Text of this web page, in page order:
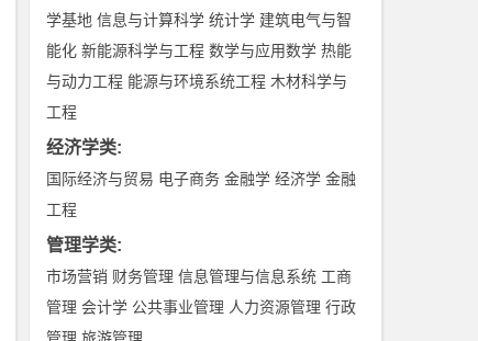
学基地 信息与计算科学 统计学 建筑电气与智
能化 新能源科学与工程 数学与应用数学 热能
与动力工程 能源与环境系统工程 木材科学与
工程
经济学类:
国际经济与贸易 电子商务 金融学 经济学 金融
工程
管理学类:
市场营销 财务管理 信息管理与信息系统 工商
管理 会计学 公共事业管理 人力资源管理 行政